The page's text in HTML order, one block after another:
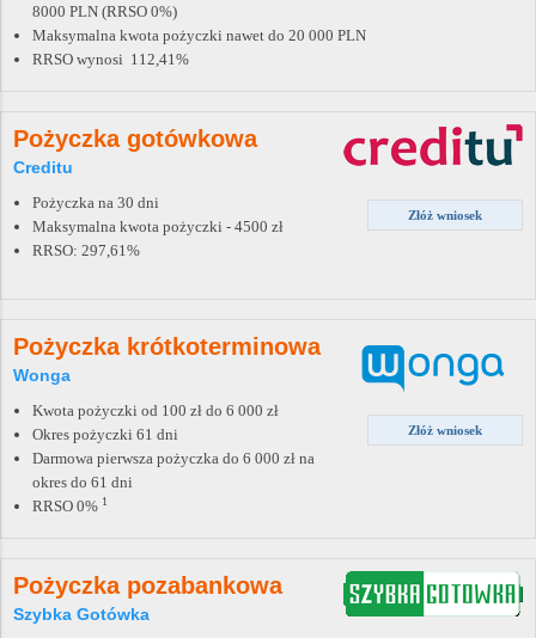
8000 PLN (RRSO 0%)
Maksymalna kwota pożyczki nawet do 20 000 PLN
RRSO wynosi 112,41%
Pożyczka gotówkowa
Creditu
Złóż wniosek
Pożyczka na 30 dni
Maksymalna kwota pożyczki - 4500 zł
RRSO: 297,61%
Pożyczka krótkoterminowa
Wonga
Złóż wniosek
Kwota pożyczki od 100 zł do 6 000 zł
Okres pożyczki 61 dni
Darmowa pierwsza pożyczka do 6 000 zł na
okres do 61 dni
RRSO 0% 1
Pożyczka pozabankowa
Szybka Gotówka